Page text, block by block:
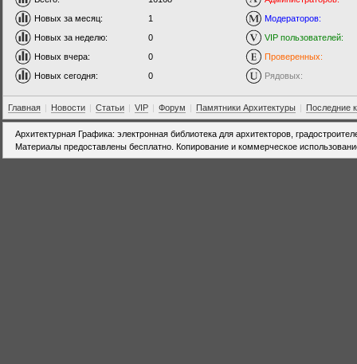
Новых за месяц:
1
Новых за неделю:
0
Новых вчера:
0
Новых сегодня:
0
Модераторов:
VIP пользователей:
Проверенных:
Рядовых:
Главная | Новости | Статьи | VIP | Форум | Памятники Архитектуры | Последние
Архитектурная Графика: электронная библиотека для архитекторов,
Материалы предоставлены бесплатно. Копирование и коммерческое